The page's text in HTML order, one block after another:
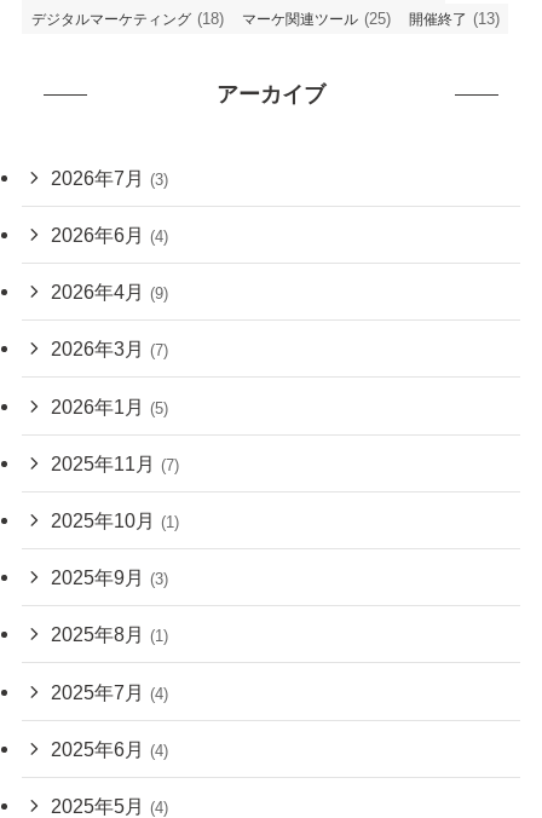
デジタルマーケティング (18) マーケ関連ツール (25) 開催終了 (13)
アーカイブ
2026年7月 (3)
2026年6月 (4)
2026年4月 (9)
2026年3月 (7)
2026年1月 (5)
2025年11月 (7)
2025年10月 (1)
2025年9月 (3)
2025年8月 (1)
2025年7月 (4)
2025年6月 (4)
2025年5月 (4)